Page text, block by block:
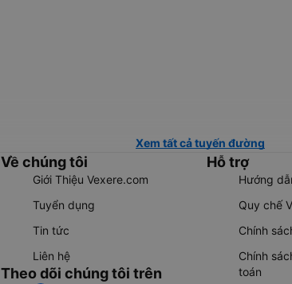
Xem tất cả tuyến đường
Về chúng tôi
Giới Thiệu Vexere.com
Tuyển dụng
Tin tức
Liên hệ
Theo dõi chúng tôi trên
Hỗ trợ
Hướng
Quy chế
Chính
Chính
toán